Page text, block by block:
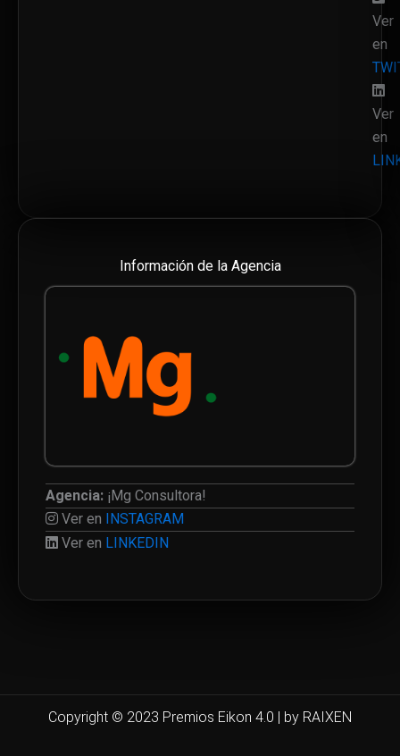
Ver
en
Ver
en
Información de la Agencia
Agencia: ¡Mg Consultora!
Ver en
INSTAGRAM
Ver en LINKEDIN
Copyright © 2023 Premios Eikon 4.0 | by RAIXEN